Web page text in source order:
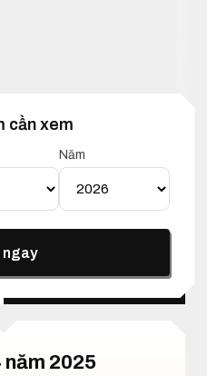
cần xem
Năm
ngay
tháng 4 năm 2025
16 Tháng 04
2025
Lịch âm
2025